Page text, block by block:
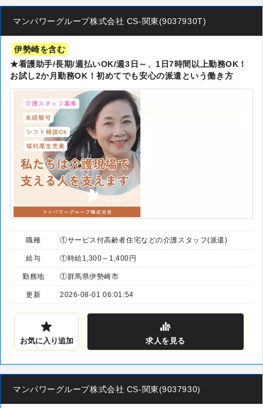
マンパワーグループ株式会社 CS-関東(9037930T)
伊勢崎を含む
★看護助手/長期/週払いOK/週3日～、1日7時間以上勤務OK！
お試し2か月勤務OK！初めてでも安心の派遣という働き方
職種 ①サービス付高齢者住宅などの介護スタッフ(派遣)
給与 ①時給1,300～1,400円
勤務地 ①群馬県伊勢崎市
更新 2026-08-01 06:01:54
お気に入り追加 求人を見る
マンパワーグループ株式会社 CS-関東(9037930)